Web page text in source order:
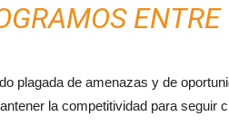
ENTRE
plagada de amenazas y de
la competitividad para seguir